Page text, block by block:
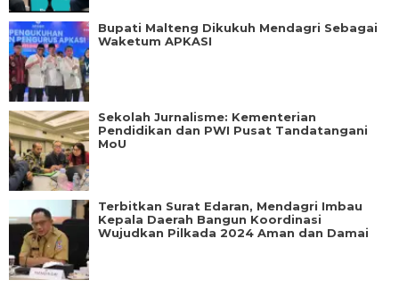
Bupati Malteng Dikukuh Mendagri Sebagai
Waketum APKASI
Sekolah Jurnalisme: Kementerian
Pendidikan dan PWI Pusat Tandatangani
MoU
Terbitkan Surat Edaran, Mendagri Imbau
Kepala Daerah Bangun Koordinasi
Wujudkan Pilkada 2024 Aman dan Damai